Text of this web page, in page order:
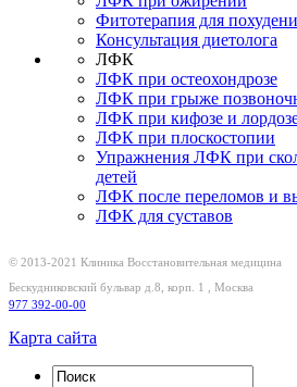
Фитотерапия для
Консультация диетолога
ЛФК
ЛФК при остеохондрозе
ЛФК при грыже
ЛФК при кифозе и
ЛФК при плоскостопии
Упражнения ЛФК при
детей
ЛФК после переломов и
ЛФК для суставов
© 2013-2021 Клиника Восстановительная медицина
Бескудниковский бульвар д.8, корп. 1
Москва
977 392-00-00
Карта сайта